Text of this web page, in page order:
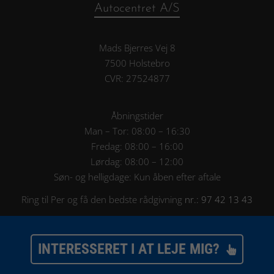
INTERESSERET I AT LEJE MIG? 
Autocentret A/S
Mads Bjerres Vej 8
7500 Holstebro
CVR: 27524877
Åbningstider
Man – Tor: 08:00 – 16:30
Fredag: 08:00 – 16:00
Lørdag: 08:00 – 12:00
Søn- og helligdage: Kun åben efter aftale
Ring til Per og få den bedste rådgivning nr.: 97 42 13 43